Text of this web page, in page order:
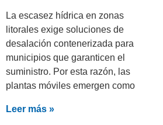
La escasez hídrica en zonas
litorales exige soluciones de
desalación contenerizada para
municipios que garanticen el
suministro. Por esta razón, las
plantas móviles emergen como
Leer más »